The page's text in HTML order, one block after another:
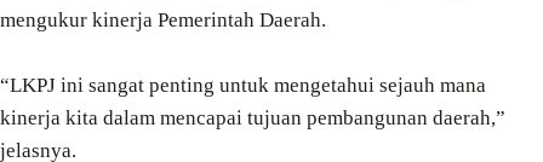
mengukur kinerja Pemerintah Daerah.
“LKPJ ini sangat penting untuk mengetahui sejauh mana
kinerja kita dalam mencapai tujuan pembangunan daerah,”
jelasnya.